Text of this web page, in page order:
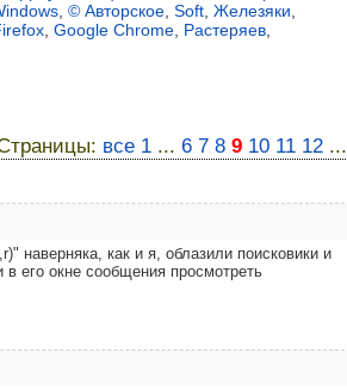
© Авторское Soft Железяки
Google Chrome Растеряев
все 1 ... 6 7 8 9 10 11 12 ...
наверняка, как и я, облазили поисковики и
в его окне сообщения просмотреть